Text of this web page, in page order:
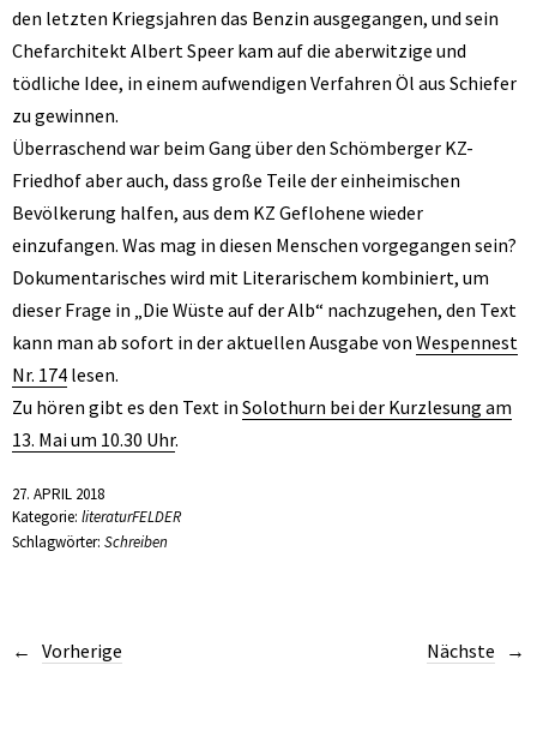
den letzten Kriegsjahren das Benzin ausgegangen, und sein
Chefarchitekt Albert Speer kam auf die aberwitzige und
tödliche Idee, in einem aufwendigen Verfahren Öl aus Schiefer
zu gewinnen.
Überraschend war beim Gang über den Schömberger KZ-
Friedhof aber auch, dass große Teile der einheimischen
Bevölkerung halfen, aus dem KZ Geflohene wieder
einzufangen. Was mag in diesen Menschen vorgegangen sein?
Dokumentarisches wird mit Literarischem kombiniert, um
dieser Frage in „Die Wüste auf der Alb“ nachzugehen, den Text
kann man ab sofort in der aktuellen Ausgabe von Wespennest
Nr. 174 lesen.
Zu hören gibt es den Text in Solothurn bei der Kurzlesung am
13. Mai um 10.30 Uhr.
27. APRIL 2018
Kategorie: literaturFELDER
Schlagwörter: Schreiben
Vorherige Nächste